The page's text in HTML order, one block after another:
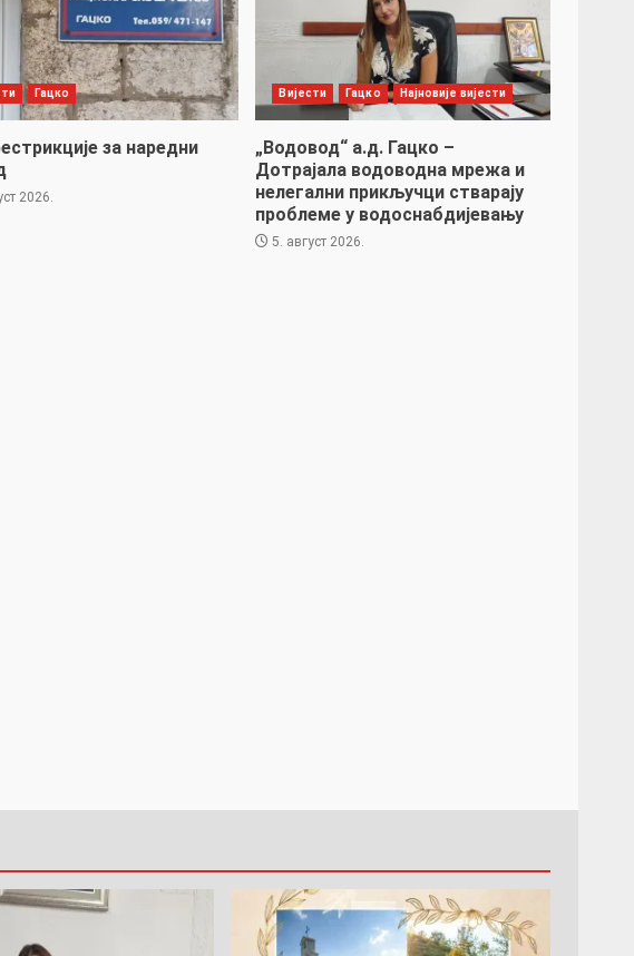
Гацко
за наредни
2026.
Вијести Гацко Најновије вијести
„Водовод“ а.д. Гацко –
Дотрајала водоводна мрежа и
нелегални прикључци стварају
проблеме у водоснабдијевању
5. август 2026.